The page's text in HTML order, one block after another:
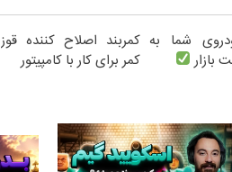
شما به
بازار
کمربند اصلاح کننده قوز
کمر برای کار با کامپیتور